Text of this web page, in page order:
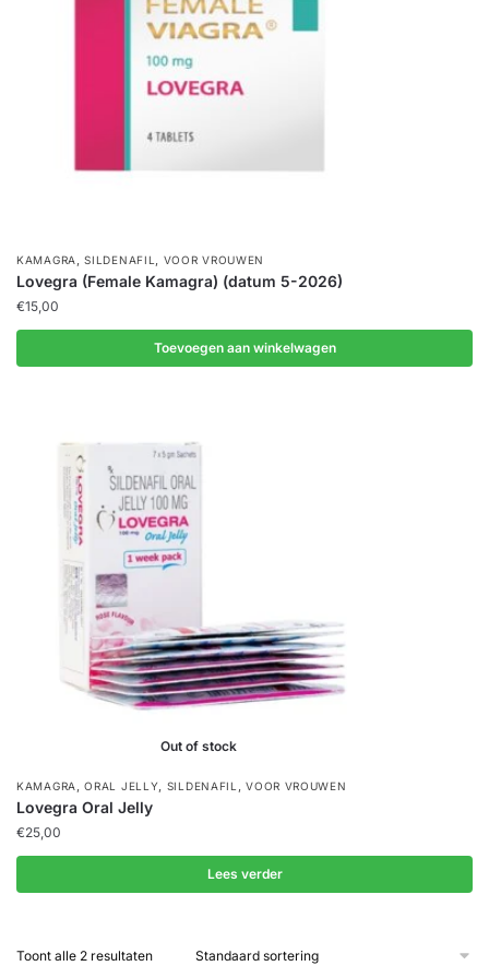
KAMAGRA ,SILDENAFIL , VOOR VROUWEN
Lovegra (Female Kamagra) (datum 5-2026)
€15,00
Toevoegen aan winkelwagen
Out of stock
KAMAGRA ,ORAL JELLY, SILDENAFIL ,VOOR VROUWEN
Lovegra Oral Jelly
€25,00
Lees verder
Toont alle 2 resultaten